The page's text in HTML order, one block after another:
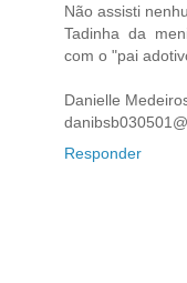
Não assisti
Tadinha da
com o "pai
Danielle
Responder